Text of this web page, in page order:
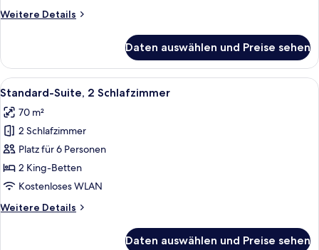
Pool
Weitere Details
Weitere
Suite,
Schlafzimmer,
Pool
Daten auswählen und Preise sehen
Alle
Fotos
für
Standard-
Suite,
2 Schlafzimmer
anzeigen
Ein runder Tisch mit vier weißen
16
Standard-Suite, 2 Schlafzimmer
70 m²
2 Schlafzimmer
Platz für 6 Personen
2 King-Betten
Kostenloses WLAN
Weitere Details
Weitere
Daten auswählen und Preise sehen